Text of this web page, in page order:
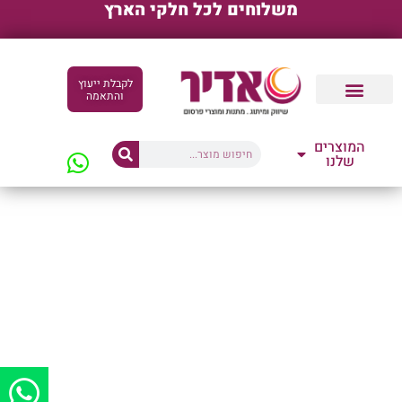
משלוחים לכל חלקי הארץ
לקבלת ייעוץ
והתאמה
המוצרים
שלנו